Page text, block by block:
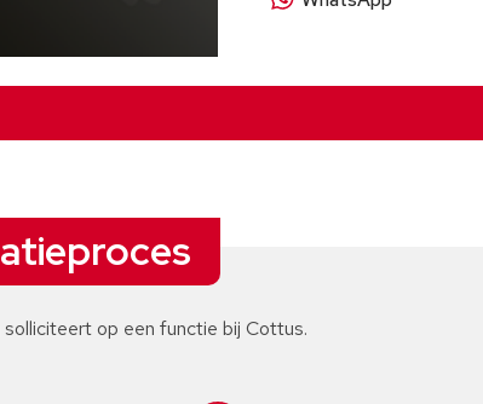
solliciteert op een functie bij Cottus.